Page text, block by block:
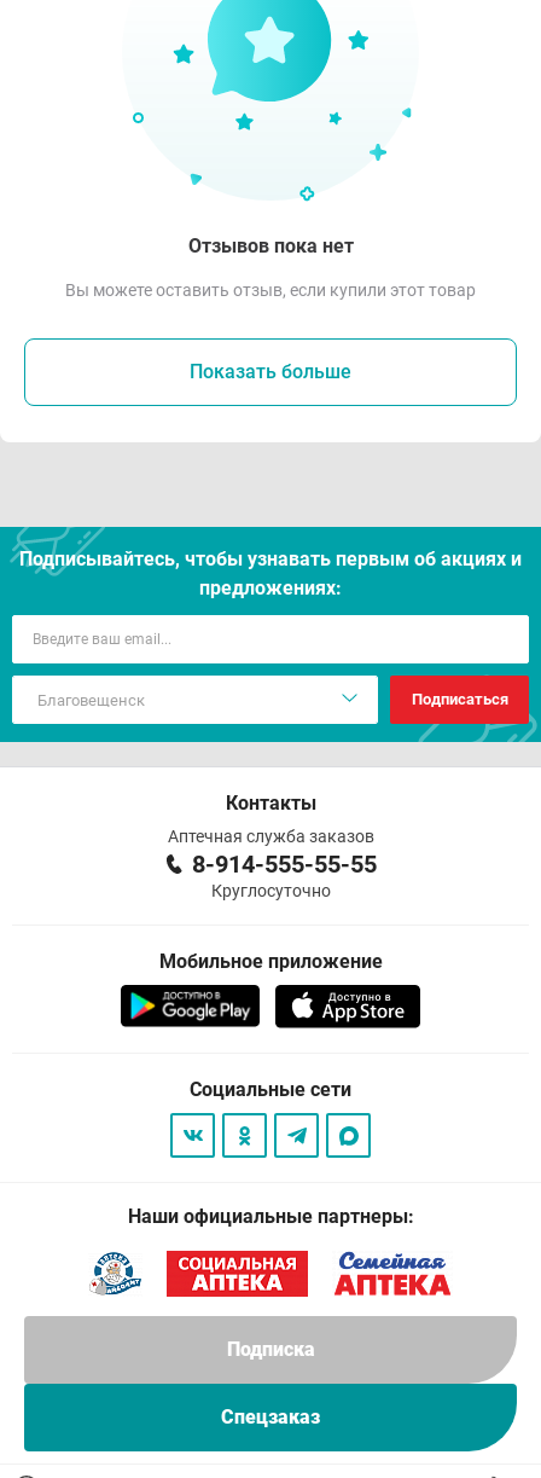
Подписка
Спецзаказ
Отзывов пока нет
Вы можете оставить отзыв, если купили этот товар
Показать больше
Подписывайтесь, чтобы узнавать первым об акцияx и
предложениях:
Подписаться
Контакты
Аптечная служба заказов
8-914-555-55-55
Круглосуточно
Мобильное приложение
Социальные сети
Наши официальные партнеры: